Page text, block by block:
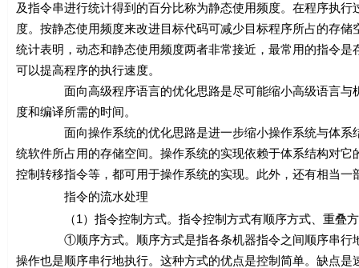
及指令串进行统计得到的百分比称为静态使用频度。在程序执
度。按静态使用频度来改进目标代码可减少目标程序所占的存
统计表明，动态和静态使用频度两者非常接近，最常用的指令
可以提高程序的执行速度。
面向高级程序语言的优化思路是尽可能缩小高级语言与机
度和编译所需的时间。
面向操作系统的优化思路是进一步缩小操作系统与体系结
统软件所占用的存储空间。操作系统的实现依赖于体系结构对
控制转移指令等，都可用于操作系统的实现。此外，还有相当
指令的流水处理
（1）指令控制方式。指令控制方式有顺序方式、重叠方
①顺序方式。顺序方式是指各条机器指令之间顺序串行地
操作也是顺序串行地执行。这种方式的优点是控制简单。缺点是